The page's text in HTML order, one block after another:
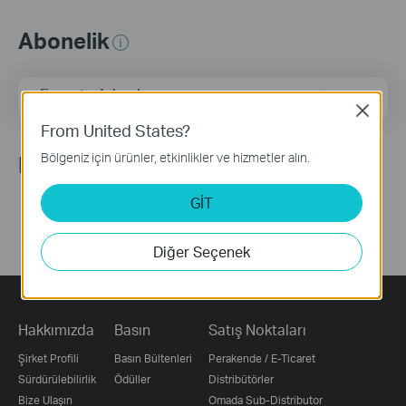
Abonelik
E-posta Adresi Üye Ol
Bizi Takip Edin
Hakkımızda
Şirket Profili
Sürdürülebilirlik
Bize Ulaşın
Basın
Basın Bültenleri
Ödüller
Satış Noktaları
Perakende / E-Ticaret
Distribütörler
Omada Sub-Distributor
From United States?
Bölgeniz için ürünler, etkinlikler ve hizmetler alın.
GİT
Diğer Seçenek
Close